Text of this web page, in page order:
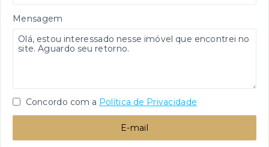
Mensagem
Concordo com a Política de Privacidade
E-mail